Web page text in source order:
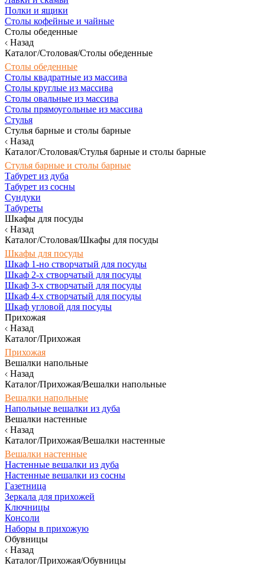
Полки и ящики
Столы кофейные и чайные
Столы обеденные
Назад
Каталог/Столовая/Столы обеденные
Столы обеденные
Столы квадратные из массива
Столы круглые из массива
Столы овальные из массива
Столы прямоугольные из массива
Стулья
Стулья барные и столы барные
Назад
Каталог/Столовая/Стулья барные и столы барные
Стулья барные и столы барные
Табурет из дуба
Табурет из сосны
Сундуки
Табуреты
Шкафы для посуды
Назад
Каталог/Столовая/Шкафы для посуды
Шкафы для посуды
Шкаф 1-но створчатый для посуды
Шкаф 2-х створчатый для посуды
Шкаф 3-х створчатый для посуды
Шкаф 4-х створчатый для посуды
Шкаф угловой для посуды
Прихожая
Назад
Каталог/Прихожая
Прихожая
Вешалки напольные
Назад
Каталог/Прихожая/Вешалки напольные
Вешалки напольные
Напольные вешалки из дуба
Вешалки настенные
Назад
Каталог/Прихожая/Вешалки настенные
Вешалки настенные
Настенные вешалки из дуба
Настенные вешалки из сосны
Газетница
Зеркала для прихожей
Ключницы
Консоли
Наборы в прихожую
Обувницы
Назад
Каталог/Прихожая/Обувницы